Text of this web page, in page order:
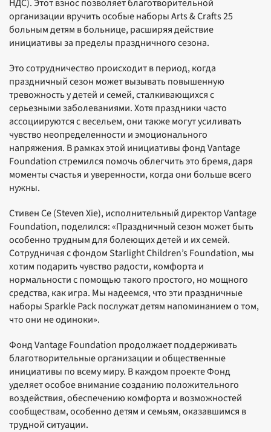
НДС). Этот взнос позволяет благотворительной
организации вручить особые наборы Arts & Crafts 25
больным детям в больнице, расширяя действие
инициативы за пределы праздничного сезона.
Это сотрудничество происходит в период, когда
праздничный сезон может вызывать повышенную
тревожность у детей и семей, сталкивающихся с
серьезными заболеваниями. Хотя праздники часто
ассоциируются с весельем, они также могут усиливать
чувство неопределенности и эмоционального
напряжения. В рамках этой инициативы фонд Vantage
Foundation стремился помочь облегчить это бремя, даря
моменты счастья и уверенности, когда они больше всего
нужны.
Стивен Се (Steven Xie), исполнительный директор Vantage
Foundation, поделился: «Праздничный сезон может быть
особенно трудным для болеющих детей и их семей.
Сотрудничая с фондом Starlight Children’s Foundation, мы
хотим подарить чувство радости, комфорта и
нормальности с помощью такого простого, но мощного
средства, как игра. Мы надеемся, что эти праздничные
наборы Sparkle Pack послужат детям напоминанием о том,
что они не одиноки».
Фонд Vantage Foundation продолжает поддерживать
благотворительные организации и общественные
инициативы по всему миру. В каждом проекте Фонд
уделяет особое внимание созданию положительного
воздействия, обеспечению комфорта и возможностей
сообществам, особенно детям и семьям, оказавшимся в
трудной ситуации.